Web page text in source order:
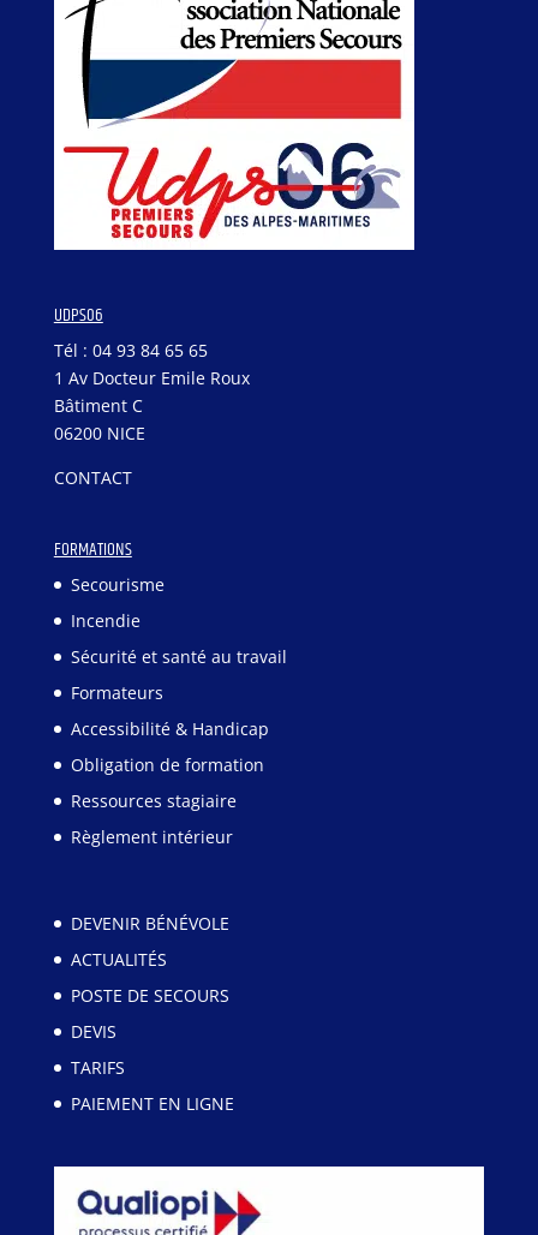
UDPS06
Tél : 04 93 84 65 65
1 Av Docteur Emile Roux
Bâtiment C
06200 NICE
CONTACT
FORMATIONS
Secourisme
Incendie
Sécurité et santé au travail
Formateurs
Accessibilité & Handicap
Obligation de formation
Ressources stagiaire
Règlement intérieur
DEVENIR BÉNÉVOLE
ACTUALITÉS
POSTE DE SECOURS
DEVIS
TARIFS
PAIEMENT EN LIGNE